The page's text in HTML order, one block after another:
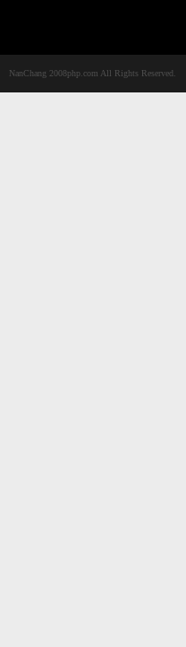
NanChang 2008php.com All Rights Reserved.